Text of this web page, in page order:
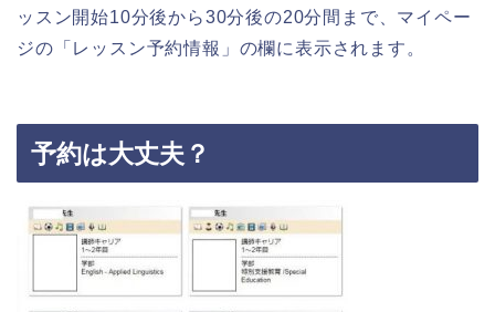
ッスン開始10分後から30分後の20分間まで、マイペー
ジの「レッスン予約情報」の欄に表示されます。
予約は大丈夫？